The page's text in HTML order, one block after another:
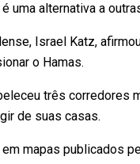
é uma alternativa a
Israel Katz,
o Hamas.
três corredores
de suas casas.
em mapas publicados